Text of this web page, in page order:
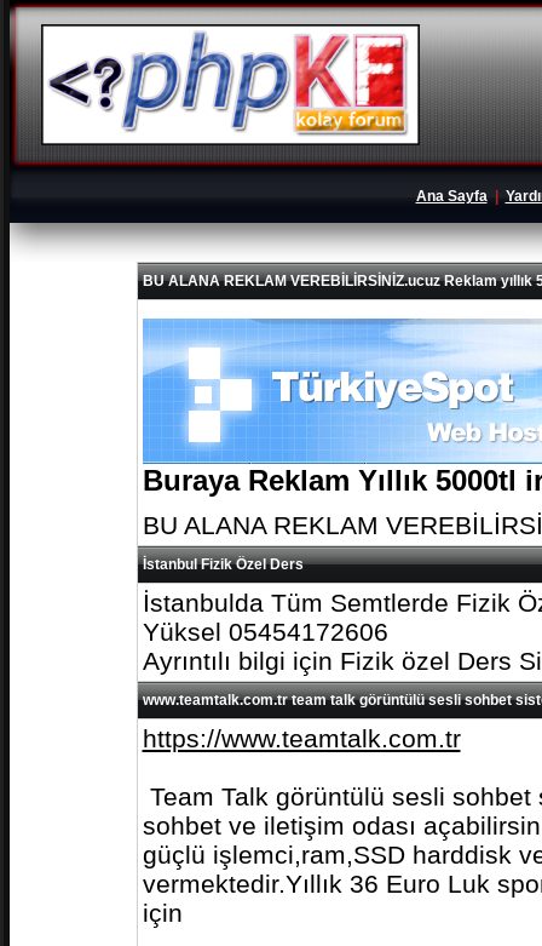
Ana Sayfa|
BU ALANA REKLAM VEREBİLİRSİNİZ.ucuz Reklam yıllık
Buraya Reklam Yıllık
BU ALANA REKLAM
İstanbul Fizik Özel Ders
İstanbulda Tüm Semtlerde Fizik
Yüksel 05454172606
Ayrıntılı bilgi için Fizik özel Ders
www.teamtalk.com.tr team talk görüntülü sesli sohbet
https://www.teamtalk.com.tr
Team Talk görüntülü sesli
sohbet ve iletişim odası
güçlü işlemci,ram,SSD harddisk
vermektedir.Yıllık 36 Euro Luk
için